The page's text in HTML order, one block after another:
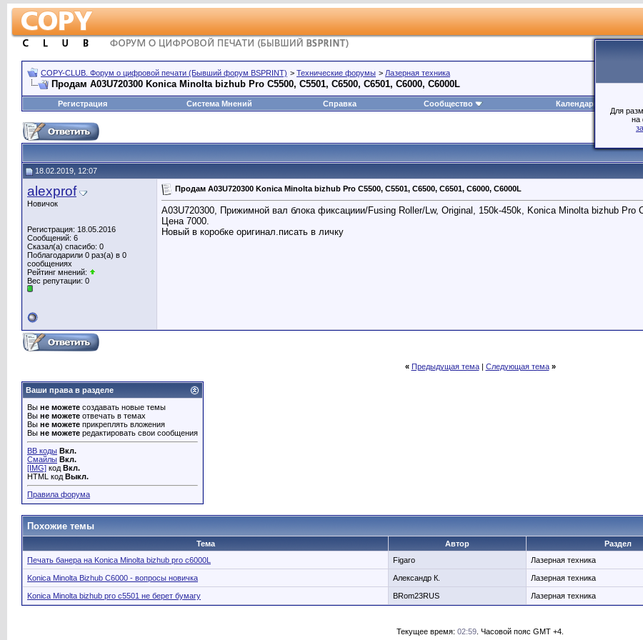
Для
на
COPY-CLUB. Форум о цифровой печати (Бывший форум BSPRINT) > Технические форумы > Лазерная техника
Продам A03U720300 Konica Minolta bizhub Pro C5500, C5501, C6500, C6501, C6000, C6000L
Регистрация
Система Мнений Справка Сообщество Календарь
18.02.2019, 12:07
alexprof
Новичок
Регистрация: 18.05.2016
Сообщений: 6
Сказал(а) спасибо: 0
Поблагодарили 0 раз(а) в 0
сообщениях
Рейтинг мнений:
Вес репутации: 0
Продам A03U720300 Konica Minolta bizhub Pro C5500, C5501, C6500, C6501, C6000, C6000L
A03U720300, Прижимной вал блока фиксациии/Fusing Roller/Lw, Original, 150k-450k, Konica Minolta bizhub Pro
Цена 7000.
Новый в коробке оригинал.писать в личку
« Предыдущая тема| Следующая тема »
Ваши права в разделе
Вы не можете создавать новые темы
Вы не можете отвечать в темах
Вы не можете прикреплять вложения
Вы не можете редактировать свои сообщения
BB коды Вкл.
Смайлы Вкл.
[IMG] код Вкл.
HTML код Выкл.
Правила форума
Похожие темы
Тема Автор Раздел
Печать банера на Konica Minolta bizhub pro c6000L
Figaro Лазерная техника
Konica Minolta Bizhub C6000 - вопросы новичка Александр К. Лазерная техника
Konica Minolta bizhub pro c5501 не берет бумагу BRom23RUS Лазерная техника
Текущее время: 02:59 . Часовой пояс GMT +4.